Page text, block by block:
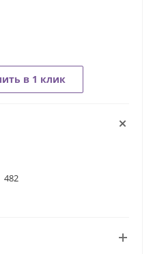
в 1 клик
482